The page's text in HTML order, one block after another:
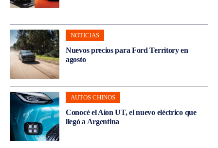
NOTICIAS
Nuevos precios para Ford Territory en
agosto
AUTOS CHINOS
Conocé el Aion UT, el nuevo eléctrico que
llegó a Argentina